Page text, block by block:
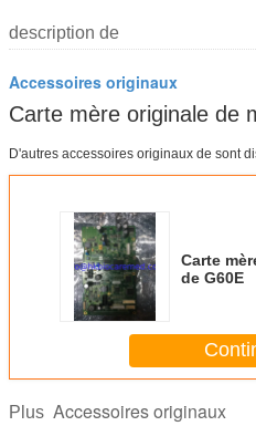
description de
Accessoires originaux
Carte mère originale de
D'autres accessoires originaux de sont
Carte
de G60E
Plus Accessoires originaux